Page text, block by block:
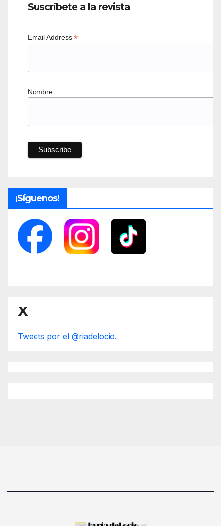
Suscríbete a la revista
Email Address *
Nombre
¡Síguenos!
X
Tweets por el @riadelocio.